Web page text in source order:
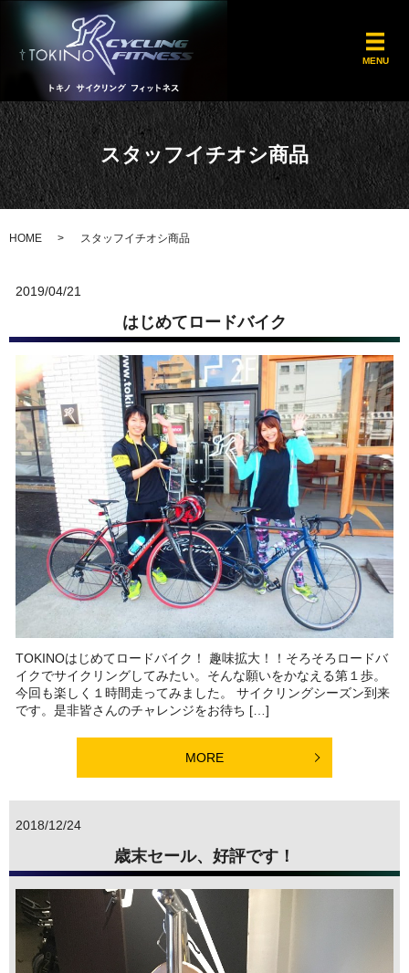
MENU
スタッフイチオシ商品
HOME スタッフイチオシ商品
2019/04/21
はじめてロードバイク
TOKINOはじめてロードバイク！ 趣味拡大！！そろそろロードバ
イクでサイクリングしてみたい。そんな願いをかなえる第１歩。
今回も楽しく１時間走ってみました。 サイクリングシーズン到来
です。是非皆さんのチャレンジをお待ち […]
MORE
2018/12/24
歳末セール、好評です！